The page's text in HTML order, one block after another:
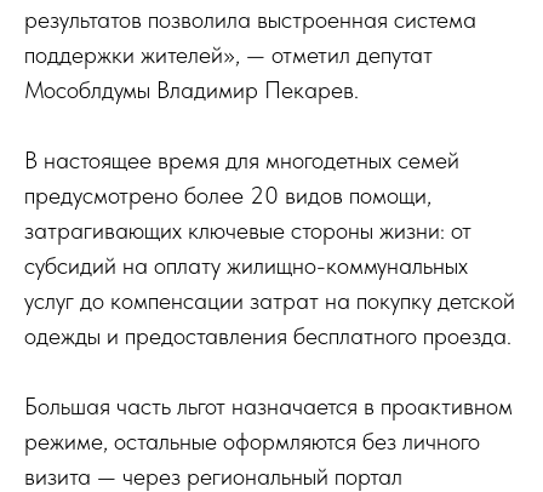
результатов позволила выстроенная система
поддержки жителей», — отметил депутат
Мособлдумы Владимир Пекарев.
В настоящее время для многодетных семей
предусмотрено более 20 видов помощи,
затрагивающих ключевые стороны жизни: от
субсидий на оплату жилищно-коммунальных
услуг до компенсации затрат на покупку детской
одежды и предоставления бесплатного проезда.
Большая часть льгот назначается в проактивном
режиме, остальные оформляются без личного
визита — через региональный портал